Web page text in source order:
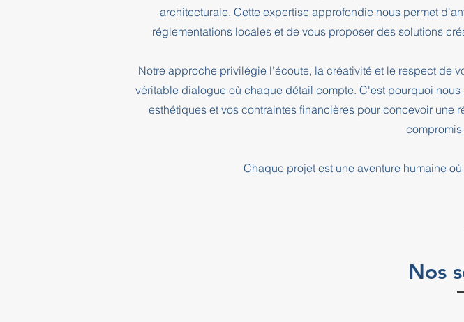
architecturale. Cette expertise approfondie nous permet
réglementations locales et de vous proposer des solutions
Notre approche privilégie l'écoute, la créativité et le respect de
véritable dialogue où chaque détail compte. C'est pourquoi
esthétiques et vos contraintes financières pour concevoir une
Chaque projet est une aventure humaine
Nos